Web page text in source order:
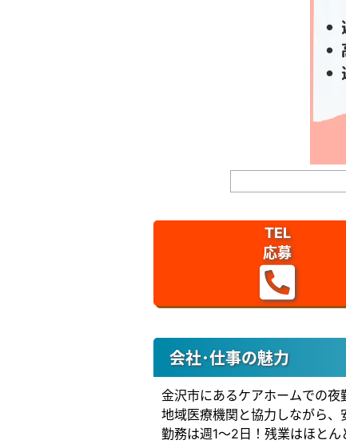
TEL
応募
会社･仕事の魅力
金沢市にあるケアホームでの夜
地域医療機関と協力しながら、
勤務は週1～2日！残業はほとん